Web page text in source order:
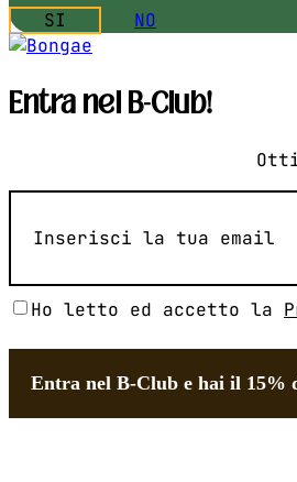
SI NO
Entra nel B-Club!
SenzaHo letto ed accetto la